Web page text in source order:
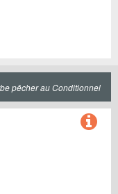
pêcher au Conditionnel